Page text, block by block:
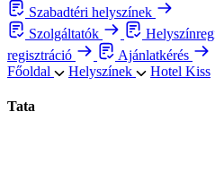
Szabadtéri helyszínek
Szolgáltatók
regisztráció
Ajánlatkérés
Főoldal
Helyszínek Hotel Kiss
Tata